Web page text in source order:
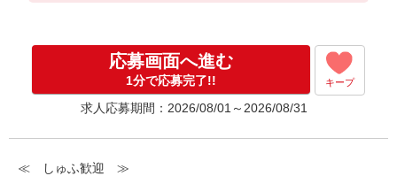
応募画面へ進む
1分で応募完了!! キープ
求人応募期間：2026/08/01～2026/08/31
≪ しゅふ歓迎 ≫